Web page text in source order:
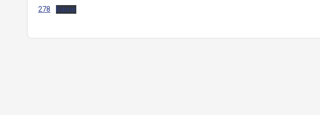
278 Baixar